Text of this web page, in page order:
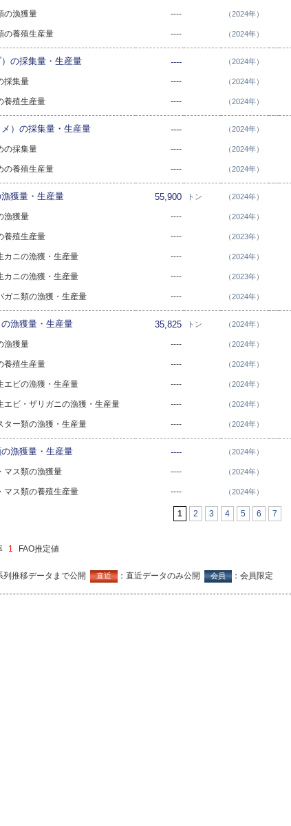
の漁獲量 ---- （2024年）
の養殖生産量 ---- （2024年）
の採集量・生産量 ---- （2024年）
採集量 ---- （2024年）
養殖生産量 ---- （2024年）
）の採集量・生産量 ---- （2024年）
の採集量 ---- （2024年）
の養殖生産量 ---- （2024年）
獲量・生産量 55,900 トン （2024年）
漁獲量 ---- （2024年）
養殖生産量 ---- （2023年）
カニの漁獲・生産量 ---- （2024年）
カニの漁獲・生産量 ---- （2023年）
ガニ類の漁獲・生産量 ---- （2024年）
漁獲量・生産量 35,825 トン （2024年）
漁獲量 ---- （2024年）
養殖生産量 ---- （2024年）
エビの漁獲・生産量 ---- （2024年）
エビ・ザリガニの漁獲・生産量 ---- （2024年）
ター類の漁獲・生産量 ---- （2024年）
漁獲量・生産量 ---- （2024年）
マス類の漁獲量 ---- （2024年）
マス類の養殖生産量 ---- （2024年）
1 2 3 4 5 6 7
1 FAO推定値
列推移データまで公開 直近 ：直近データのみ公開 会員 ：会員限定